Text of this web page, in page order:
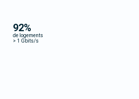
92%
de logements
> 1 Gbits/s